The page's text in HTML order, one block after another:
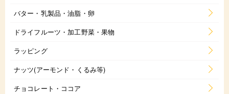
バター・乳製品・油脂・卵
ドライフルーツ・加工野菜・果物
ラッピング
ナッツ(アーモンド・くるみ等)
チョコレート・ココア